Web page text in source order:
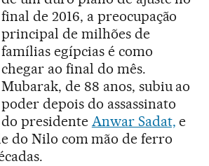
final de 2016, a preocupação
principal de milhões de
famílias egípcias é como
chegar ao final do mês.
Mubarak, de 88 anos, subiu ao
poder depois do assassinato
do presidente Anwar Sadat, e
do Nilo com mão de ferro